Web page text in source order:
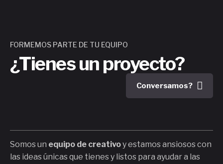
FORMEMOS PARTE DE TU EQUIPO
¿Tienes un proyecto?
Conversamos?
Somos un equipo de creativoy estamos ansiosos con
las ideas únicas que tienes y listos para ayudar a las